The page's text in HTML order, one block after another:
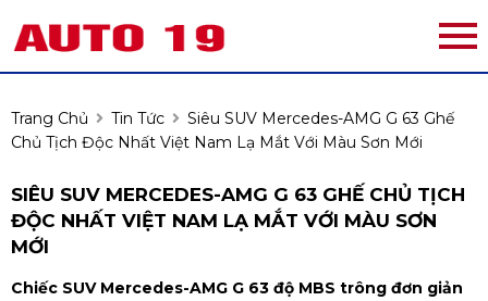
Trang Chủ Tin Tức
Siêu SUV Mercedes-AMG G 63 Ghế
Chủ Tịch Độc Nhất Việt Nam Lạ Mắt Với Màu Sơn Mới
SIÊU SUV MERCEDES-AMG G 63 GHẾ CHỦ TỊCH
ĐỘC NHẤT VIỆT NAM LẠ MẮT VỚI MÀU SƠN
MỚI
Chiếc SUV Mercedes-AMG G 63 độ MBS trông đơn giản